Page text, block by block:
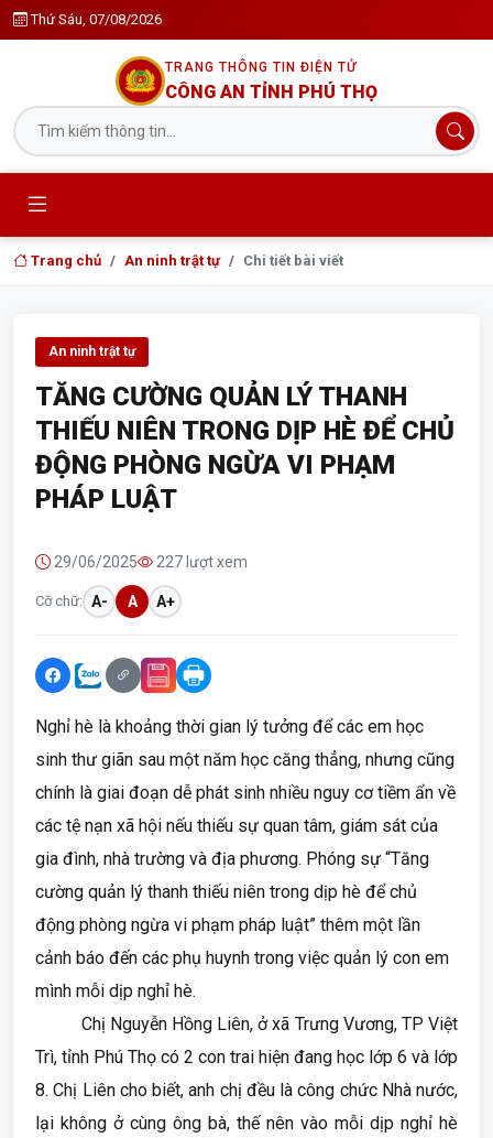
Thứ Sáu, 07/08/2026
TRANG THÔNG TIN ĐIỆN TỬ
CÔNG AN TỈNH PHÚ THỌ
Trang chủ An ninh trật tự Chi tiết bài viết
An ninh trật tự
TĂNG CƯỜNG QUẢN LÝ THANH
THIẾU NIÊN TRONG DỊP HÈ ĐỂ CHỦ
ĐỘNG PHÒNG NGỪA VI PHẠM
PHÁP LUẬT
29/06/2025 227 lượt xem
Cỡ chữ: A- A A+
Nghỉ hè là khoảng thời gian lý tưởng để các em học
sinh thư giãn sau một năm học căng thẳng, nhưng cũng
chính là giai đoạn dễ phát sinh nhiều nguy cơ tiềm ẩn về
các tệ nạn xã hội nếu thiếu sự quan tâm, giám sát của
gia đình, nhà trường và địa phương. Phóng sự “Tăng
cường quản lý thanh thiếu niên trong dịp hè để chủ
động phòng ngừa vi phạm pháp luật” thêm một lần
cảnh báo đến các phụ huynh trong việc quản lý con em
mình mỗi dịp nghỉ hè.
Chị Nguyễn Hồng Liên, ở xã Trưng Vương, TP Việt
Trì, tỉnh Phú Thọ có 2 con trai hiện đang học lớp 6 và lớp
8. Chị Liên cho biết, anh chị đều là công chức Nhà nước,
lại không ở cùng ông bà, thế nên vào mỗi dịp nghỉ hè